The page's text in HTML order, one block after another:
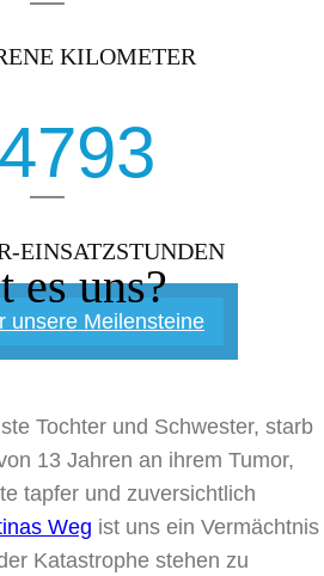
KILOMETER
EINSATZSTUNDEN
unsere Meilensteine
es uns?
Tochter und Schwester, starb
13 Jahren an ihrem Tumor,
tapfer und zuversichtlich
Weg ist uns ein Vermächtnis
Katastrophe stehen zu